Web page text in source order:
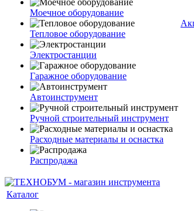
Моечное оборудование
Тепловое оборудование
Электростанции
Гаражное оборудование
Автоинструмент
Ручной строительный инструмент
Расходные материалы и оснастка
Распродажа
Каталог